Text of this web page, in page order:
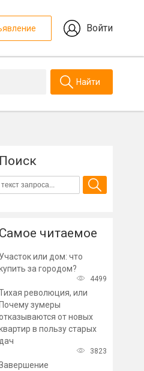
Войти
Найти
Поиск
Самое читаемое
Участок или дом: что
за городом?
4499
революция, или
Почему зумеры
от новых
в пользу старых
дач
3823